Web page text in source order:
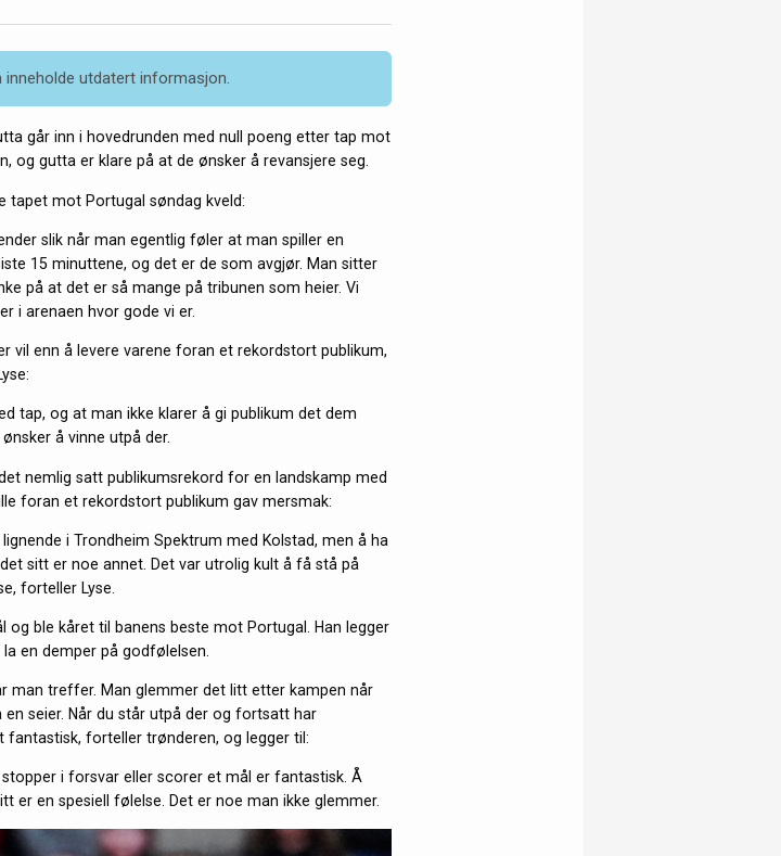
inneholde utdatert informasjon.
går inn i hovedrunden med null poeng etter tap mot
og gutta er klare på at de ønsker å revansjere seg.
tapet mot Portugal søndag kveld:
slik når man egentlig føler at man spiller en
15 minuttene, og det er de som avgjør. Man sitter
på at det er så mange på tribunen som heier. Vi
i arenaen hvor gode vi er.
vil enn å levere varene foran et rekordstort publikum,
tap, og at man ikke klarer å gi publikum det dem
å vinne utpå der.
nemlig satt publikumsrekord for en landskamp med
foran et rekordstort publikum gav mersmak:
i Trondheim Spektrum med Kolstad, men å ha
sitt er noe annet. Det var utrolig kult å få stå på
forteller Lyse.
og ble kåret til banens beste mot Portugal. Han legger
en demper på godfølelsen.
man treffer. Man glemmer det litt etter kampen når
seier. Når du står utpå der og fortsatt har
forteller trønderen, og legger til:
i forsvar eller scorer et mål er fantastisk. Å
er en spesiell følelse. Det er noe man ikke glemmer.